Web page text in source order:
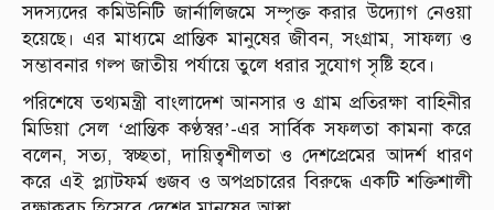
সদস্যদের কমিউনিটি জার্নালিজমে সম্পৃক্ত করার উদ্যোগ নেওয়া
হয়েছে। এর মাধ্যমে প্রান্তিক মানুষের জীবন, সংগ্রাম, সাফল্য ও
সম্ভাবনার গল্প জাতীয় পর্যায়ে তুলে ধরার সুযোগ সৃষ্টি হবে।
পরিশেষে তথ্যমন্ত্রী বাংলাদেশ আনসার ও গ্রাম প্রতিরক্ষা বাহিনীর
মিডিয়া সেল ‘প্রান্তিক কণ্ঠস্বর’-এর সার্বিক সফলতা কামনা করে
বলেন, সত্য, স্বচ্ছতা, দায়িত্বশীলতা ও দেশপ্রেমের আদর্শ ধারণ
করে এই প্ল্যাটফর্ম গুজব ও অপপ্রচারের বিরুদ্ধে একটি শক্তিশালী